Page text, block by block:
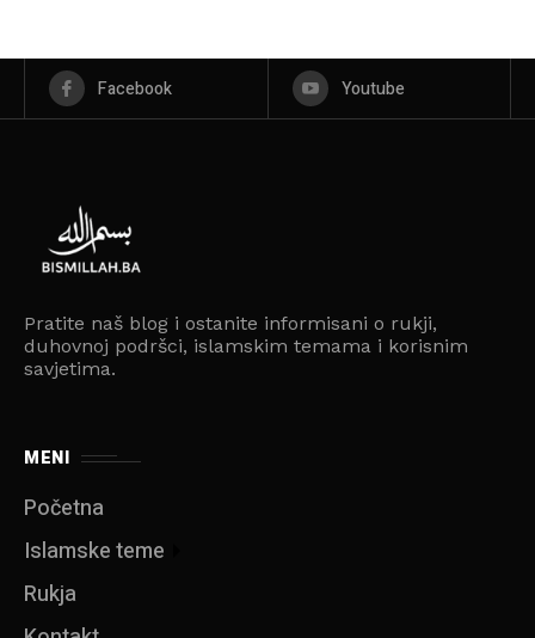
Facebook Youtube
Pratite naš blog i ostanite informisani o rukji,
duhovnoj podršci, islamskim temama i korisnim
savjetima.
MENI
Početna
Islamske teme
Rukja